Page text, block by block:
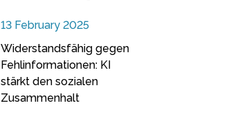
13 February 2025
Widerstandsfähig gegen
Fehlinformationen: KI
stärkt den sozialen
Zusammenhalt